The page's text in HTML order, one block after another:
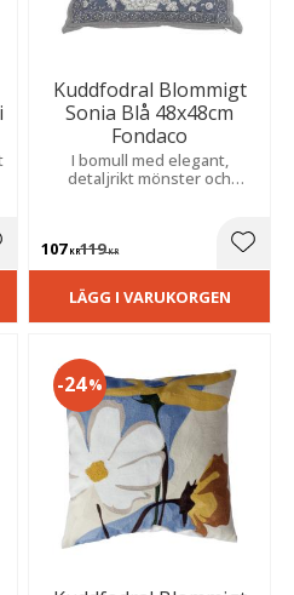
till i favoriter
Kuddfodral Blommigt
Sonia Blå 48x48cm
Fondaco
I bomull med elegant,
detaljrikt mönster och
107 KR119KR
LÄGG I VARUKORGEN
24%